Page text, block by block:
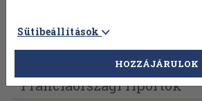
Vissza az előző oldalra
Franciaországi riportok
Sütibeállítások
HOZZÁJÁRULOK